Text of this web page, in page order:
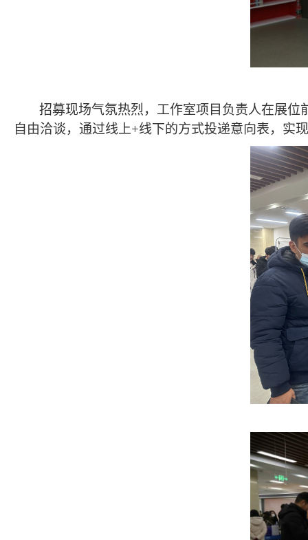
招募现场气氛热烈，工作室项目负责人在展
自由洽谈，通过线上+线下的方式投递意向表，实